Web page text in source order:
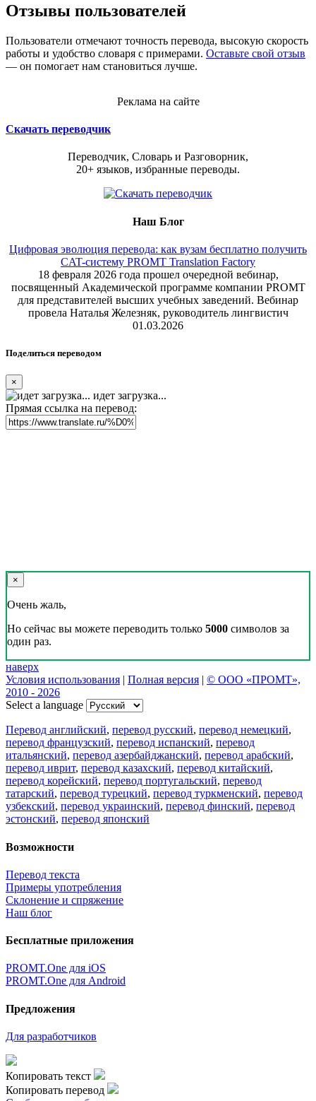
Отзывы пользователей
Пользователи отмечают точность перевода, высокую скорость
работы и удобство словаря с примерами. Оставьте свой отзыв
— он помогает нам становиться лучше.
Цифровая эволюция перевода: как вузам бесплатно получить
CAT-систему PROMT Translation Factory
18 февраля 2026 года прошел очередной вебинар,
посвященный Академической программе компании PROMT
для представителей высших учебных заведений. Вебинар
провела Наталья Железняк, руководитель лингвистич
01.03.2026
Поделиться переводом
×
идет загрузка...
×
Но сейчас вы можете переводить только
один раз.
наверх